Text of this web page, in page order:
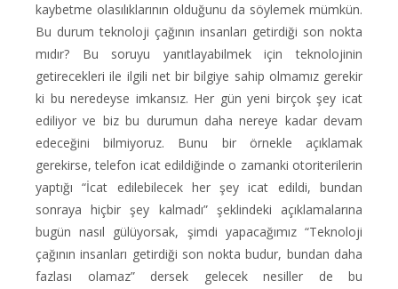
kaybetme olasılıklarının olduğunu da söylemek mümkün.
Bu durum teknoloji çağının insanları getirdiği son nokta
mıdır? Bu soruyu yanıtlayabilmek için teknolojinin
getirecekleri ile ilgili net bir bilgiye sahip olmamız gerekir
ki bu neredeyse imkansız. Her gün yeni birçok şey icat
ediliyor ve biz bu durumun daha nereye kadar devam
edeceğini bilmiyoruz. Bunu bir örnekle açıklamak
gerekirse, telefon icat edildiğinde o zamanki otoriterilerin
yaptığı “İcat edilebilecek her şey icat edildi, bundan
sonraya hiçbir şey kalmadı” şeklindeki açıklamalarına
bugün nasıl gülüyorsak, şimdi yapacağımız “Teknoloji
çağının insanları getirdiği son nokta budur, bundan daha
fazlası olamaz” dersek gelecek nesiller de bu